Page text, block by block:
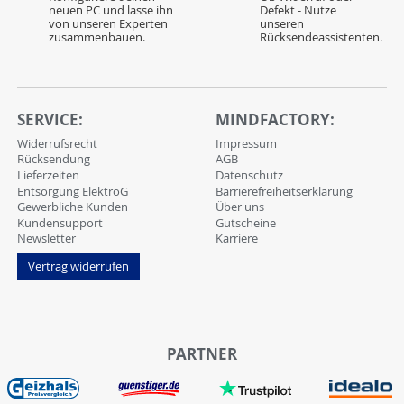
neuen PC und lasse ihn
von unseren Experten
zusammenbauen.
Defekt - Nutze
unseren
Rücksendeassistenten.
SERVICE:
Widerrufsrecht
Rücksendung
Lieferzeiten
Entsorgung ElektroG
Gewerbliche Kunden
Kundensupport
Newsletter
Vertrag widerrufen
MINDFACTORY:
Impressum
AGB
Datenschutz
Barrierefreiheitserklärung
Über uns
Gutscheine
Karriere
PARTNER